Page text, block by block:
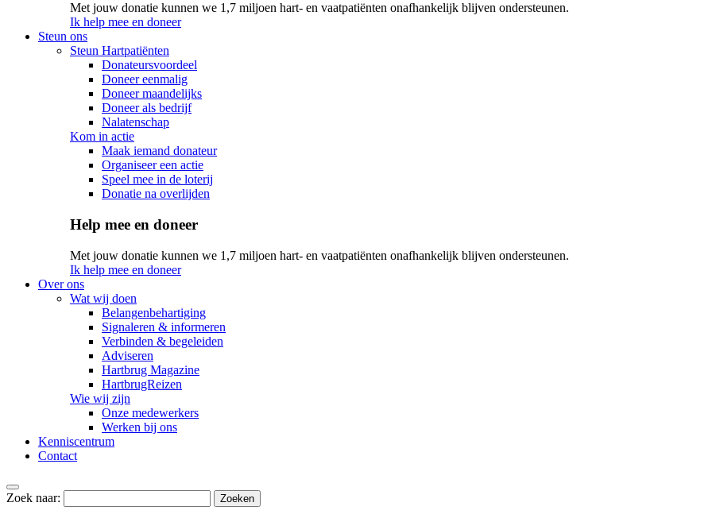
Met jouw donatie kunnen we 1,7 miljoen hart- en vaatpatiënten onafhankelijk blijven ondersteunen.
Ik help mee en doneer
Steun ons
Steun Hartpatiënten
Donateursvoordeel
Doneer eenmalig
Doneer maandelijks
Doneer als bedrijf
Nalatenschap
Kom in actie
Maak iemand donateur
Organiseer een actie
Speel mee in de loterij
Donatie na overlijden
Help mee en doneer
Met jouw donatie kunnen we 1,7 miljoen hart- en vaatpatiënten onafhankelijk blijven ondersteunen.
Ik help mee en doneer
Over ons
Wat wij doen
Belangenbehartiging
Signaleren & informeren
Verbinden & begeleiden
Adviseren
Hartbrug Magazine
HartbrugReizen
Wie wij zijn
Onze medewerkers
Werken bij ons
Kenniscentrum
Contact
Zoek naar: